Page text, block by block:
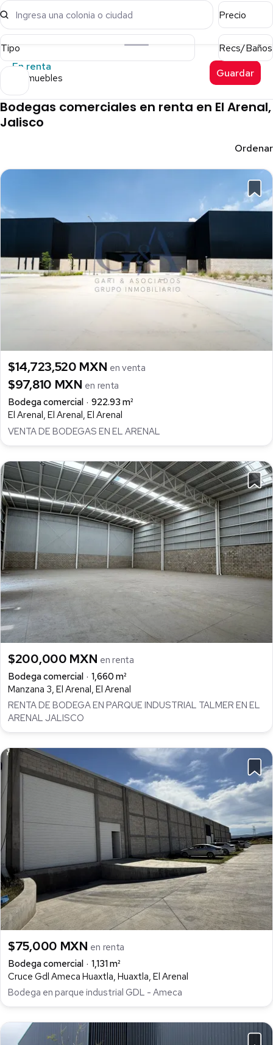
Ingresa una colonia o ciudad Precio
Tipo
Recs/Baños
En renta
4 inmuebles Guardar
Bodegas comerciales en renta en El Arenal,
Jalisco
Ordenar
$14,723,520 MXN en venta
$97,810 MXN en renta
Bodega comercial
922.93 m²
El Arenal, El Arenal, El Arenal
VENTA DE BODEGAS EN EL ARENAL
$200,000 MXN en renta
Bodega comercial
1,660 m²
Manzana 3, El Arenal, El Arenal
RENTA DE BODEGA EN PARQUE INDUSTRIAL TALMER EN EL
ARENAL JALISCO
$75,000 MXN en renta
Bodega comercial
1,131 m²
Cruce Gdl Ameca Huaxtla, Huaxtla, El Arenal
Bodega en parque industrial GDL - Ameca